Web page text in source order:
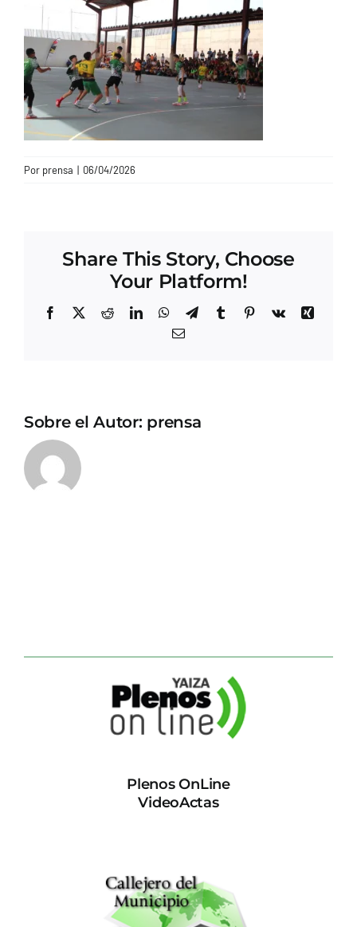
CONTACTO
Por prensa | 06/04/2026
Share This Story, Choose
Your Platform!
Facebook
X RedditLinkedInWhatsApp
TelegramTumblrPinterest
Vk
Xing
Correo
Sobre el Autor: prensa
Plenos OnLine
VideoActas